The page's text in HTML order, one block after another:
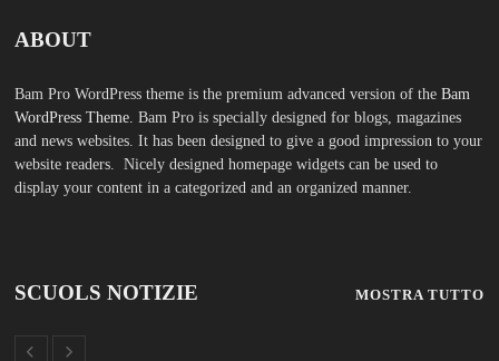
ABOUT
Bam Pro WordPress theme is the premium advanced version of the Bam
WordPress Theme. Bam Pro is specially designed for blogs, magazines
and news websites. It has been designed to give a good impression to your
website readers. Nicely designed homepage widgets can be used to
display your content in a categorized and an organized manner.
SCUOLS NOTIZIE MOSTRA TUTTO